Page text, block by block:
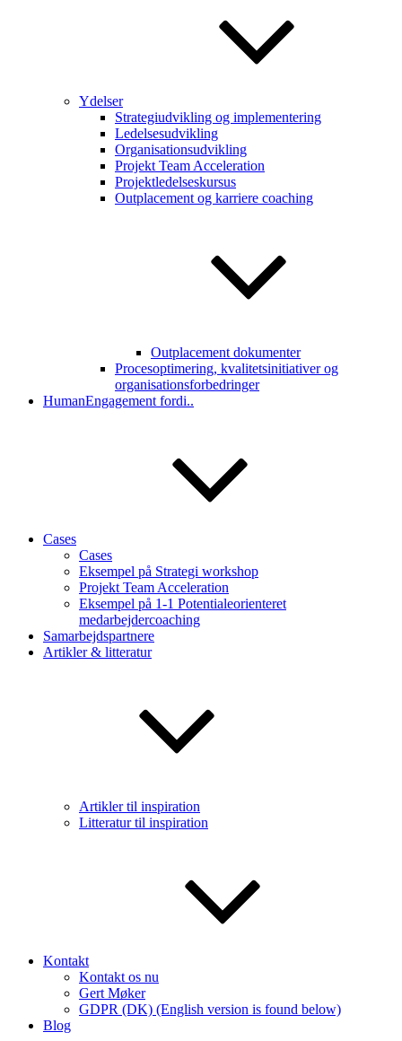
Ydelser
Strategiudvikling og implementering
Ledelsesudvikling
Organisationsudvikling
Projekt Team Acceleration
Projektledelseskursus
Outplacement og karriere coaching
Outplacement dokumenter
Procesoptimering, kvalitetsinitiativer og
organisationsforbedringer
HumanEngagement fordi..
Cases
Cases
Eksempel på Strategi workshop
Projekt Team Acceleration
Eksempel på 1-1 Potentialeorienteret
medarbejdercoaching
Samarbejdspartnere
Artikler & litteratur
Artikler til inspiration
Litteratur til inspiration
Kontakt
Kontakt os nu
Gert Møker
GDPR (DK) (English version is found below)
Blog